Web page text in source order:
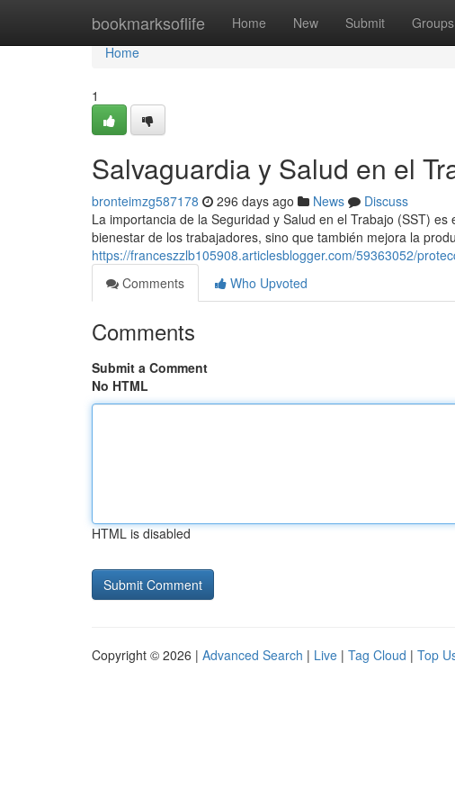
bookmarksoflife Home New Submit Groups
Home
Home
1
Salvaguardia y Salud en el
bronteimzg587178 296 days ago News
Discuss
La importancia de la Seguridad y Salud en el Trabajo (SST)
bienestar de los trabajadores, sino que también mejora la
https://franceszzlb105908.articlesblogger.com/59363052/
Comments
Who Upvoted
Comments
Submit a Comment
No HTML
HTML is disabled
Copyright © 2026 | Advanced Search | Live | Tag Cloud | Top